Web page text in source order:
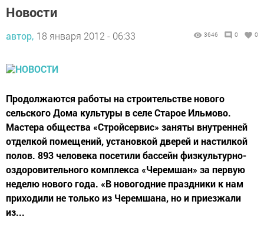
Новости
автор, 18 января 2012 - 06:33 3646 0 0
Продолжаются работы на строительстве нового
сельского Дома культуры в селе Старое Ильмово.
Мастера общества «Стройсервис» заняты внутренней
отделкой помещений, установкой дверей и настилкой
полов. 893 человека посетили бассейн физкультурно-
оздоровительного комплекса «Черемшан» за первую
неделю нового года. «В новогодние праздники к нам
приходили не только из Черемшана, но и приезжали
из...